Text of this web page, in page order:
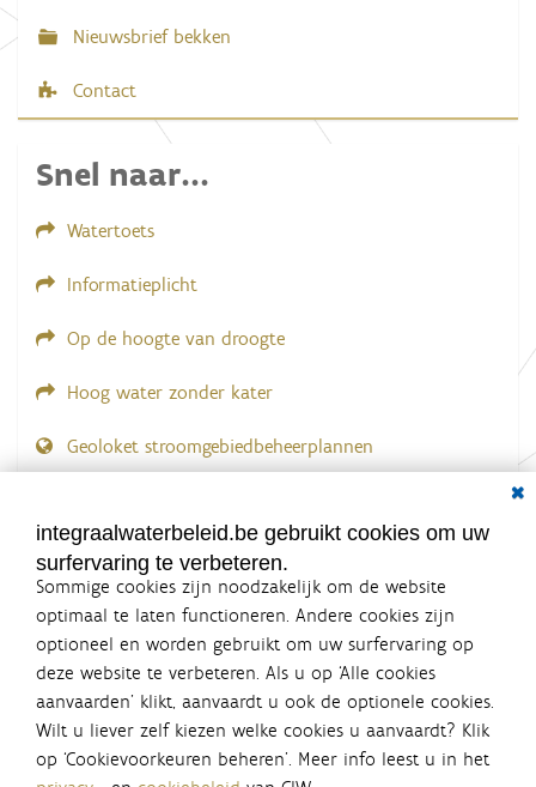
Nieuwsbrief bekken
Contact
Snel naar...
Watertoets
Informatieplicht
Op de hoogte van droogte
Hoog water zonder kater
Geoloket stroomgebiedbeheerplannen
LOGIN VEREIST
integraalwaterbeleid.be gebruikt cookies om uw
surfervaring te verbeteren.
Sommige cookies zijn noodzakelijk om de website
optimaal te laten functioneren. Andere cookies zijn
optioneel en worden gebruikt om uw surfervaring op
deze website te verbeteren. Als u op ‘Alle cookies
aanvaarden’ klikt, aanvaardt u ook de optionele cookies.
Wilt u liever zelf kiezen welke cookies u aanvaardt? Klik
op ‘Cookievoorkeuren beheren’. Meer info leest u in het
Integraalwaterbeleid.be is een
officiële website van de Vlaamse
overheid
uitgegeven door Coördinatiecommissie Integraal
Waterbeleid